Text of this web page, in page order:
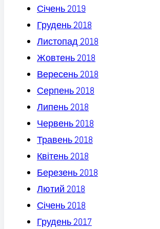
Січень 2019
Грудень 2018
Листопад 2018
Жовтень 2018
Вересень 2018
Серпень 2018
Липень 2018
Червень 2018
Травень 2018
Квітень 2018
Березень 2018
Лютий 2018
Січень 2018
Грудень 2017